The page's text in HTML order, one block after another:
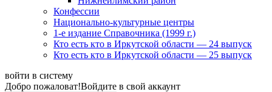
Конфессии
Национально-культурные центры
1-е издание Справочника (1999 г.)
Кто есть кто в Иркутской области — 24 выпуск
Кто есть кто в Иркутской области — 25 выпуск
войти в систему
Добро пожаловат!Войдите в свой аккаунт